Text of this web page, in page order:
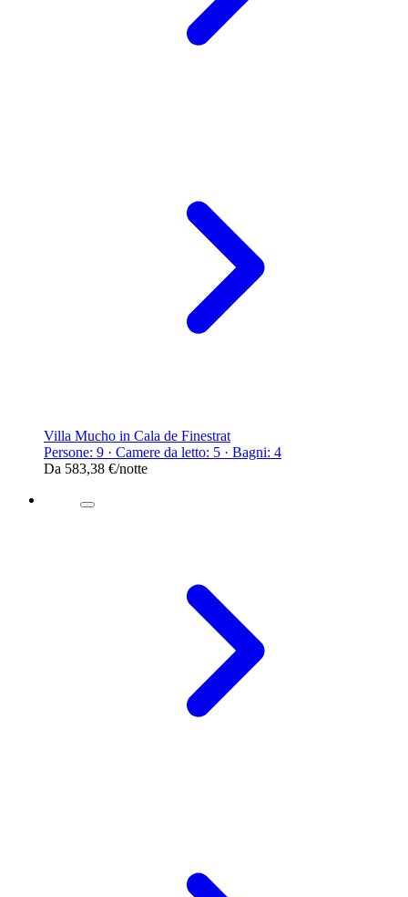
Villa Mucho in Cala de Finestrat
Persone: 9 · Camere da letto: 5 · Bagni: 4
Da 583,38 €/notte